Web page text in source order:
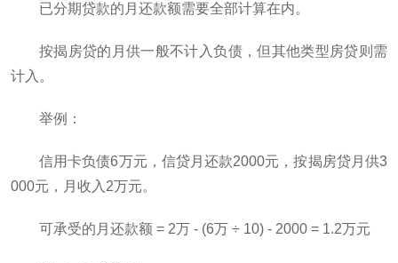
已分期贷款的月还款额需要全部计算在内。
按揭房贷的月供一般不计入负债，但其他类型房贷则需
计入。
举例：
信用卡负债6万元，信贷月还款2000元，按揭房贷月供3
000元，月收入2万元。
可承受的月还款额 = 2万 - (6万 ÷ 10) - 2000 = 1.2万元